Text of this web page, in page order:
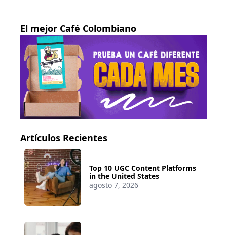
El mejor Café Colombiano
Artículos Recientes
Top 10 UGC Content Platforms
in the United States
agosto 7, 2026